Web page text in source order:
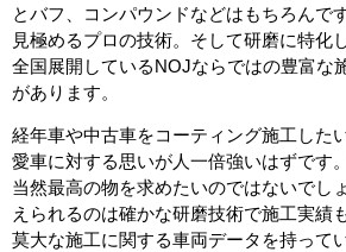
とバフ、コンパウンドなどはもちろんで
見極めるプロの技術。そして研磨に特化
全国展開しているNOJならではの豊富な
があります。
経年車や中古車をコーティング施工した
愛車に対する思いが人一倍強いはずです
当然最高の物を求めたいのではないでし
えられるのは確かな研磨技術で施工実績
莫大な施工に関する車両データを持って